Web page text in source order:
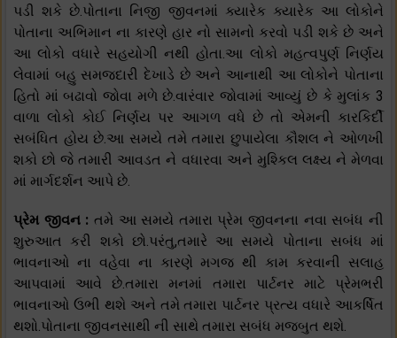
પડી શકે છે.પોતાના નિજી જીવનમાં ક્યારેક ક્યારેક આ લોકોને
પોતાના અભિમાન ના કારણે હાર નો સામનો કરવો પડી શકે છે અને
આ લોકો વધારે સહયોગી નથી હોતા.આ લોકો મહત્વપુર્ણ નિર્ણય
લેવામાં બહુ સમજદારી દેખાડે છે અને આનાથી આ લોકોને પોતાના
હિતો માં બઢાવો જોવા મળે છે.વારંવાર જોવામાં આવ્યું છે કે મુલાંક 3
વાળા લોકો કોઈ નિર્ણય પર આગળ વધે છે તો એમની કારકિર્દી
સબંધિત હોય છે.આ સમયે તમે તમારા છુપાયેલા કૌશલ ને ઓળખી
શકો છો જે તમારી આવડત ને વધારવા અને મુશ્કિલ લક્ષ્ય ને મેળવા
માં માર્ગદર્શન આપે છે.
પ્રેમ જીવન : તમે આ સમયે તમારા પ્રેમ જીવનના નવા સબંધ ની
શુરુઆત કરી શકો છો.પરંતુ,તમારે આ સમયે પોતાના સબંધ માં
ભાવનાઓ ના વહેવા ના કારણે મગજ થી કામ કરવાની સલાહ
આપવામાં આવે છે.તમારા મનમાં તમારા પાર્ટનર માટે પ્રેમભરી
ભાવનાઓ ઉભી થશે અને તમે તમારા પાર્ટનર પ્રત્ય વધારે આકર્ષિત
થશો.પોતાના જીવનસાથી ની સાથે તમારા સબંધ મજબુત થશે.